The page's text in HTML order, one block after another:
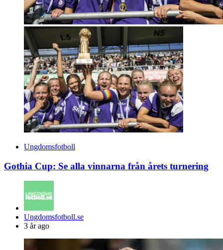
Ungdomsfotboll
Gothia Cup: Se alla vinnarna från årets turnering
Posted
by
Ungdomsfotboll.se
3 år ago